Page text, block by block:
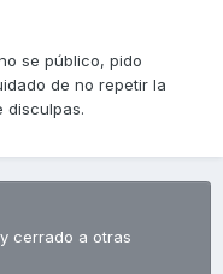
se público, pido
de no repetir la
disculpas.
cerrado a otras